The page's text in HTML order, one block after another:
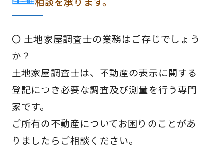
〇 土地家屋調査士の業務はご存じでしょう
か？
土地家屋調査士は、不動産の表示に関する
登記につき必要な調査及び測量を行う専門
家です。
ご所有の不動産についてお困りのことがあ
りましたらご相談ください。